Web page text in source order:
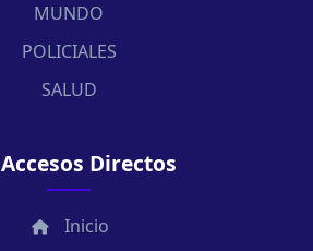
MUNDO
POLICIALES
SALUD
Accesos Directos
Inicio